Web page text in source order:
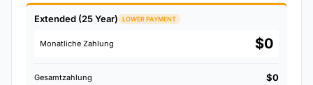
Extended (25 Year) LOWER PAYMENT
Monatliche Zahlung $0
Gesamtzahlung $0